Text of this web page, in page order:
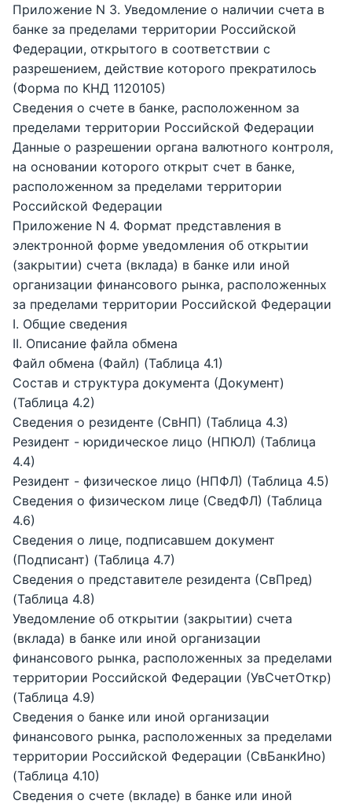
Приложение N 3. Уведомление о наличии счета в
банке за пределами территории Российской
Федерации, открытого в соответствии с
разрешением, действие которого прекратилось
(Форма по КНД 1120105)
Сведения о счете в банке, расположенном за
пределами территории Российской Федерации
Данные о разрешении органа валютного контроля,
на основании которого открыт счет в банке,
расположенном за пределами территории
Российской Федерации
Приложение N 4. Формат представления в
электронной форме уведомления об открытии
(закрытии) счета (вклада) в банке или иной
организации финансового рынка, расположенных
за пределами территории Российской Федерации
I. Общие сведения
II. Описание файла обмена
Файл обмена (Файл) (Таблица 4.1)
Состав и структура документа (Документ)
(Таблица 4.2)
Сведения о резиденте (СвНП) (Таблица 4.3)
Резидент - юридическое лицо (НПЮЛ) (Таблица
4.4)
Резидент - физическое лицо (НПФЛ) (Таблица 4.5)
Сведения о физическом лице (СведФЛ) (Таблица
4.6)
Сведения о лице, подписавшем документ
(Подписант) (Таблица 4.7)
Сведения о представителе резидента (СвПред)
(Таблица 4.8)
Уведомление об открытии (закрытии) счета
(вклада) в банке или иной организации
финансового рынка, расположенных за пределами
территории Российской Федерации (УвСчетОткр)
(Таблица 4.9)
Сведения о банке или иной организации
финансового рынка, расположенных за пределами
территории Российской Федерации (СвБанкИно)
(Таблица 4.10)
Сведения о счете (вкладе) в банке или иной